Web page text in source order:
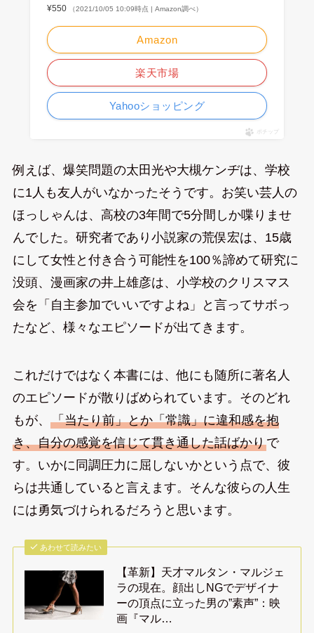
¥550
（2021/10/05 10:09時点 | Amazon調べ）
Amazon
楽天市場
Yahooショッピング
ポチップ
例えば、爆笑問題の太田光や大槻ケンヂは、学校
に1人も友人がいなかったそうです。お笑い芸人の
ほっしゃんは、高校の3年間で5分間しか喋りませ
んでした。研究者であり小説家の荒俣宏は、15歳
にして女性と付き合う可能性を100％諦めて研究に
没頭、漫画家の井上雄彦は、小学校のクリスマス
会を「自主参加でいいですよね」と言ってサボっ
たなど、様々なエピソードが出てきます。
これだけではなく本書には、他にも随所に著名人
のエピソードが散りばめられています。そのどれ
もが、 「当たり前」とか「常識」に違和感を抱
き、自分の感覚を信じて貫き通した話ばかりで
す。いかに同調圧力に屈しないかという点で、彼
らは共通していると言えます。そんな彼らの人生
には勇気づけられるだろうと思います。
あわせて読みたい
【革新】天才マルタン・マルジェ
ラの現在。顔出しNGでデザイナ
ーの頂点に立った男の”素声”：映
画『マル…